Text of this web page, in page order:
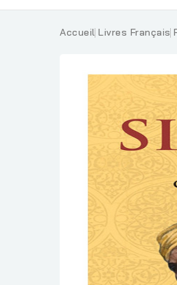
Accueil Livres Français